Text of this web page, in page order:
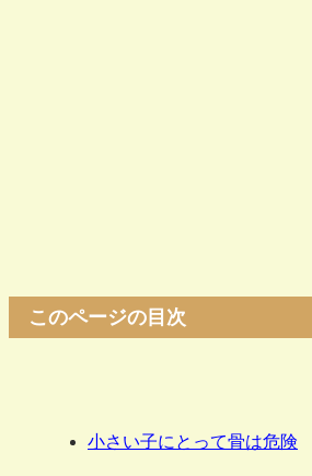
このページの目次
小さい子にとって骨は危険